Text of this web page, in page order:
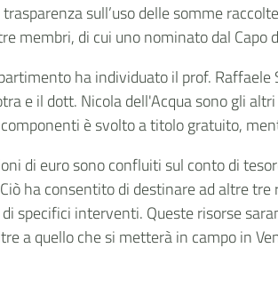
sull’uso delle somme
membri, di cui uno nominato dal
ha individuato il prof.
e il dott. Nicola dell'Acqua sono gli
componenti è svolto a titolo gratuito,
di euro sono confluiti sul conto di
ha consentito di destinare ad altre
specifici interventi. Queste risorse
a quello che si metterà in campo in